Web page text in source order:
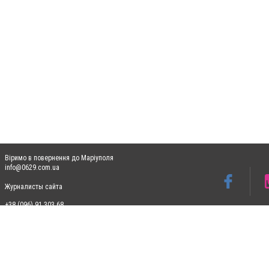
Віримо в повернення до Маріуполя
info@0629.com.ua
Журналисты сайта
+38 (096) 91 303 68